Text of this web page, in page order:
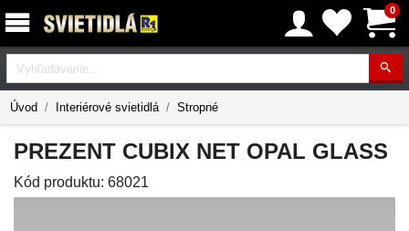
0
Vyhľadávanie
Úvod Interiérové svietidlá Stropné
PREZENT CUBIX NET OPAL GLASS
Kód produktu: 68021